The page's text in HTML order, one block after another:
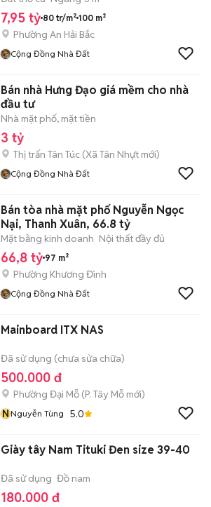
7,95 tỷ 80 tr/m² 100 m²
Phường An Hải Bắc
Cộng Đồng Nhà Đất
Bán nhà Hưng Đạo giá mềm cho nhà
đầu tư
Nhà mặt phố, mặt tiền
3 tỷ
Thị trấn Tân Túc (Xã Tân Nhựt mới)
Cộng Đồng Nhà Đất
Bán tòa nhà mặt phố Nguyễn Ngọc
Nại, Thanh Xuân, 66.8 tỷ
Mặt bằng kinh doanh Nội thất đầy đủ
66,8 tỷ 97 m²
Phường Khương Đình
Cộng Đồng Nhà Đất
Mainboard ITX NAS
Đã sử dụng (chưa sửa chữa)
500.000 đ
Phường Đại Mỗ (P. Tây Mỗ mới)
NNguyễn Tùng 5.0
Giày tây Nam Tituki Đen size 39-40
Đã sử dụng Đồ nam
180.000 đ